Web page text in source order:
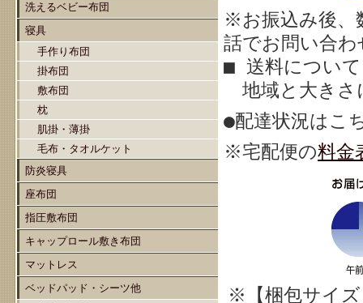
洗えるベビー布団
寝具
手作り布団
掛布団
敷布団
枕
肌掛・薄掛
毛布・タオルケット
防炎寝具
座布団
指圧敷布団
キャップロール敷き布団
マットレス
ベッドパッド・シーツ他
※お振込み後、
話でお問い合
■ 送料について
地域と大きさ
●配達状況はこ
※宅配便の料金
※【梱包サイズ